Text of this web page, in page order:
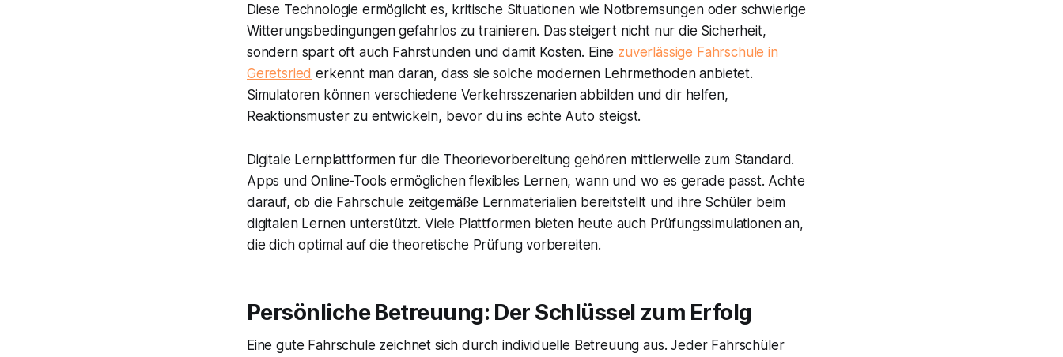
Diese Technologie ermöglicht es, kritische Situationen wie Notbremsungen oder schwierige
Witterungsbedingungen gefahrlos zu trainieren. Das steigert nicht nur die Sicherheit,
sondern spart oft auch Fahrstunden und damit Kosten. Eine zuverlässige Fahrschule in
Geretsried erkennt man daran, dass sie solche modernen Lehrmethoden anbietet.
Simulatoren können verschiedene Verkehrsszenarien abbilden und dir helfen,
Reaktionsmuster zu entwickeln, bevor du ins echte Auto steigst.
Digitale Lernplattformen für die Theorievorbereitung gehören mittlerweile zum Standard.
Apps und Online-Tools ermöglichen flexibles Lernen, wann und wo es gerade passt. Achte
darauf, ob die Fahrschule zeitgemäße Lernmaterialien bereitstellt und ihre Schüler beim
digitalen Lernen unterstützt. Viele Plattformen bieten heute auch Prüfungssimulationen an,
die dich optimal auf die theoretische Prüfung vorbereiten.
Persönliche Betreuung: Der Schlüssel zum Erfolg
Eine gute Fahrschule zeichnet sich durch individuelle Betreuung aus. Jeder Fahrschüler